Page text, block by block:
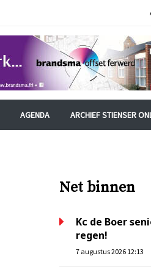
AGENDA ARCHIEF STIENSER
Net binnen
Kc de Boer
regen!
7 augustus 2026 12:13